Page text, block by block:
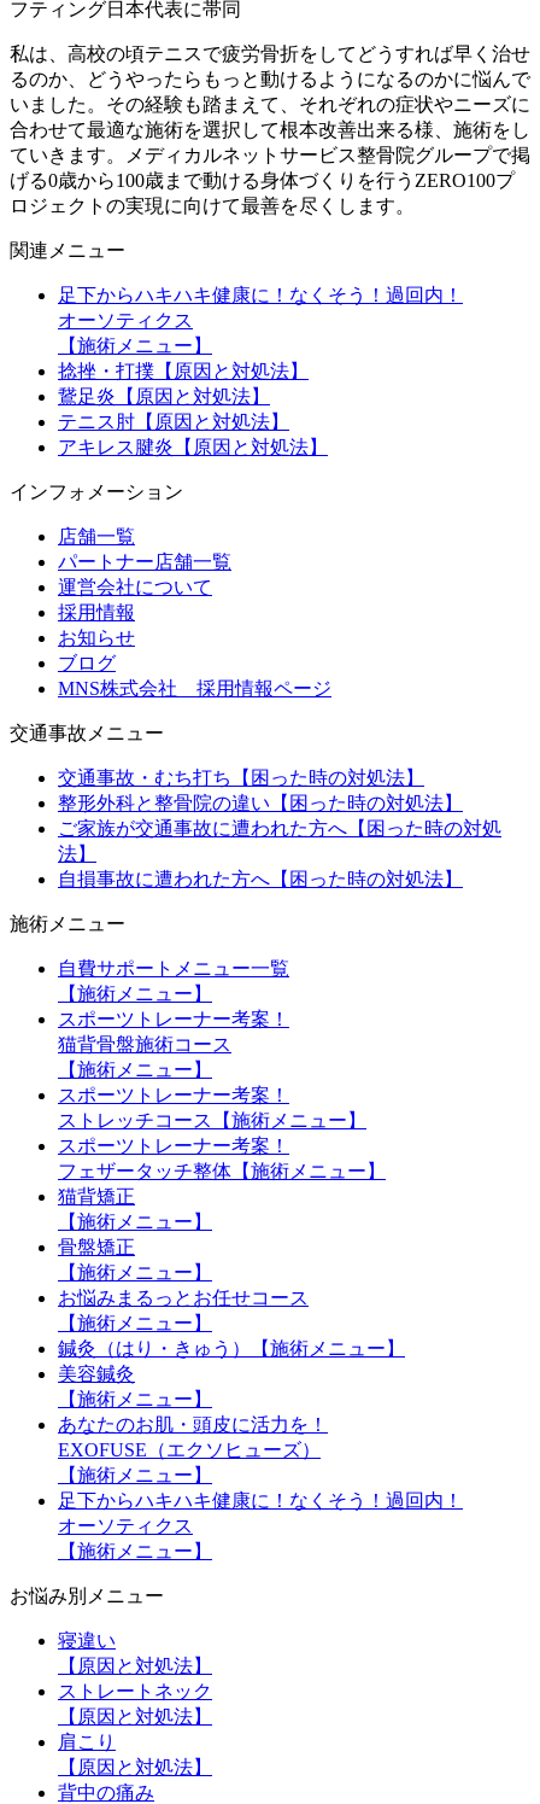
フティング日本代表に帯同
私は、高校の頃テニスで疲労骨折をしてどうすれば早く治せ
るのか、どうやったらもっと動けるようになるのかに悩んで
いました。その経験も踏まえて、それぞれの症状やニーズに
合わせて最適な施術を選択して根本改善出来る様、施術をし
ていきます。メディカルネットサービス整骨院グループで掲
げる0歳から100歳まで動ける身体づくりを行うZERO100プ
ロジェクトの実現に向けて最善を尽くします。
関連メニュー
足下からハキハキ健康に！なくそう！過回内！
オーソティクス
【施術メニュー】
捻挫・打撲【原因と対処法】
鵞足炎【原因と対処法】
テニス肘【原因と対処法】
アキレス腱炎【原因と対処法】
インフォメーション
店舗一覧
パートナー店舗一覧
運営会社について
採用情報
お知らせ
ブログ
MNS株式会社 採用情報ページ
交通事故メニュー
交通事故・むち打ち【困った時の対処法】
整形外科と整骨院の違い【困った時の対処法】
ご家族が交通事故に遭われた方へ【困った時の対処
法】
自損事故に遭われた方へ【困った時の対処法】
施術メニュー
自費サポートメニュー一覧
【施術メニュー】
スポーツトレーナー考案！
猫背骨盤施術コース
【施術メニュー】
スポーツトレーナー考案！
ストレッチコース【施術メニュー】
スポーツトレーナー考案！
フェザータッチ整体【施術メニュー】
猫背矯正
【施術メニュー】
骨盤矯正
【施術メニュー】
お悩みまるっとお任せコース
【施術メニュー】
鍼灸（はり・きゅう）【施術メニュー】
美容鍼灸
【施術メニュー】
あなたのお肌・頭皮に活力を！
EXOFUSE（エクソヒューズ）
【施術メニュー】
足下からハキハキ健康に！なくそう！過回内！
オーソティクス
【施術メニュー】
お悩み別メニュー
寝違い
【原因と対処法】
ストレートネック
【原因と対処法】
肩こり
【原因と対処法】
背中の痛み